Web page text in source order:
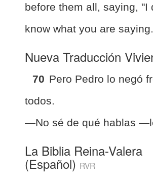
before them all, saying, "I
know what you are
Nueva Traducción
70 Pero Pedro lo negó
todos.
—No sé de qué hablas
La Biblia Reina-Valera
(Español) RVR